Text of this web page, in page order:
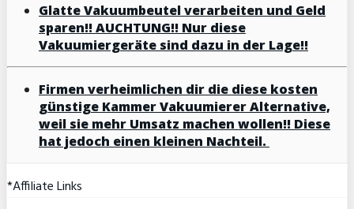
Glatte Vakuumbeutel verarbeiten und Geld
sparen!! AUCHTUNG!! Nur diese
Vakuumiergeräte sind dazu in der Lage!!
Firmen verheimlichen dir die diese kosten
günstige Kammer Vakuumierer Alternative,
weil sie mehr Umsatz machen wollen!! Diese
hat jedoch einen kleinen Nachteil.
*Affiliate Links